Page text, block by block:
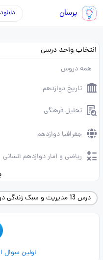
پرسان
انتخاب واحد درسی
همه دروس
تاریخ دوازدهم
تحلیل فرهنگی
جغرافیا دوازدهم
ریاضی و آمار دوازدهم انسانی
درس 13 مدیریت و سبک زندگی دوازدهم پسران
اولین سوال